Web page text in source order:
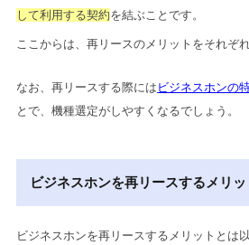
して利用する契約を結ぶことです。
ここからは、再リースのメリットをそれぞ
なお、再リースする際には ビジネスホンの
とで、機種選定がしやすくなるでしょう。
ビジネスホンを再リースするメリッ
ビジネスホンを再リースするメリットとは